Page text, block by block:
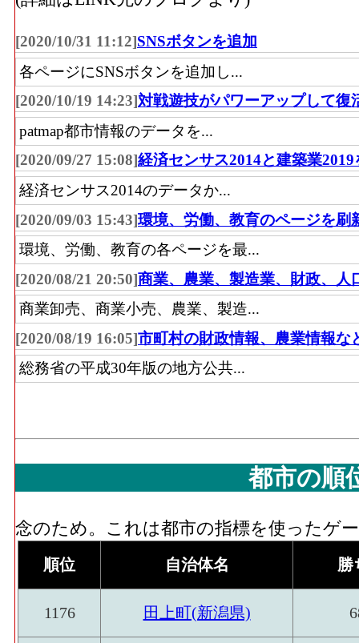
[2020/10/31 11:12]SNSボタンを追加
各ページにSNSボタンを追加し...
[2020/10/19 14:23]対戦遊技がパワーアップして復
patmap都市情報のデータを...
[2020/09/27 15:08]経済センサス2014と建築業2019
経済センサス2014のデータか...
[2020/09/03 15:43]環境、労働、教育のページを刷
環境、労働、教育の各ページを最...
[2020/08/21 20:50]商業、農業、製造業、財政、人
商業卸売、商業小売、農業、製造...
[2020/08/19 16:05]市町村の財政情報、農業情報な
総務省の平成30年版の地方公共...
都市の順
念のため。これは都市の指標を使ったゲ
順位 自治体名 勝
1176 田上町(新潟県)